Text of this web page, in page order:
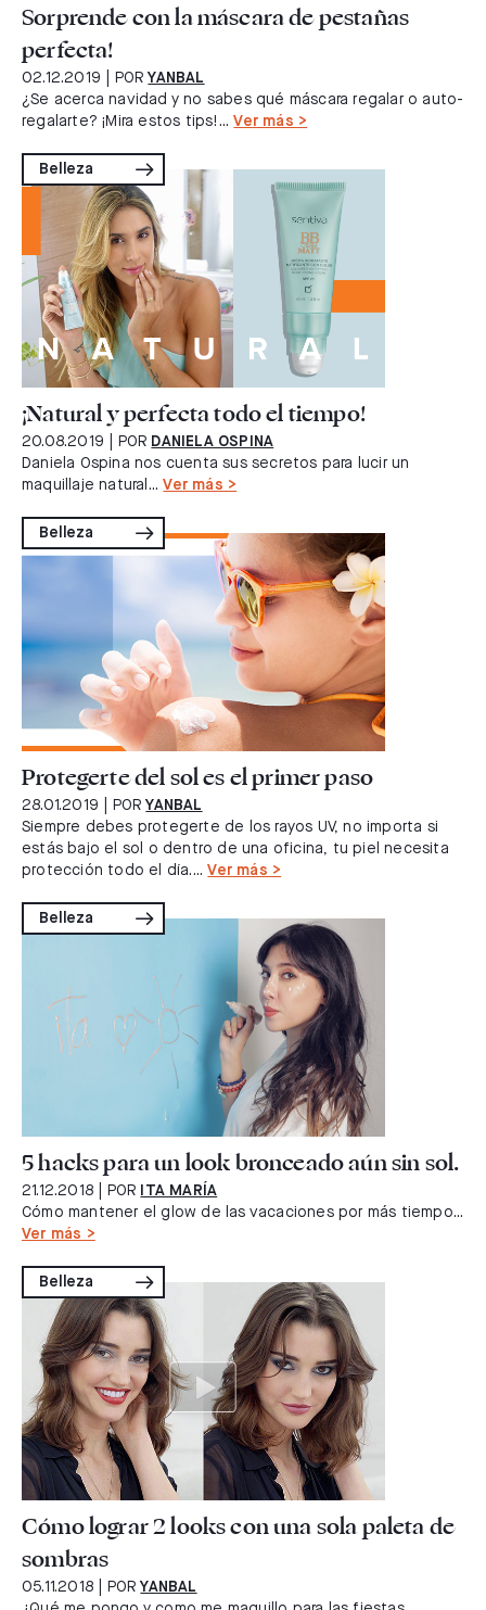
Sorprende con la máscara de pestañas
perfecta!
02.12.2019 | POR YANBAL
¿Se acerca navidad y no sabes qué máscara regalar o auto-
regalarte? ¡Mira estos tips!...Ver más >
Belleza
¡Natural y perfecta todo el tiempo!
20.08.2019 | POR DANIELA OSPINA
Daniela Ospina nos cuenta sus secretos para lucir un
maquillaje natural...Ver más >
Belleza
Protegerte del sol es el primer paso
28.01.2019 | POR YANBAL
Siempre debes protegerte de los rayos UV, no importa si
estás bajo el sol o dentro de una oficina, tu piel necesita
protección todo el día....Ver más >
Belleza
5 hacks para un look bronceado aún sin sol.
21.12.2018 | POR
ITA MARÍA
Cómo mantener el glow de las vacaciones por más tiempo...
Ver más >
Belleza
Cómo lograr 2 looks con una sola paleta de
sombras
05.11.2018 | POR YANBAL